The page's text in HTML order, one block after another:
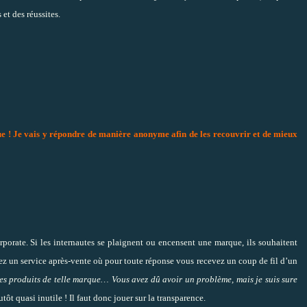
des réussites.
Je vais y répondre de manière anonyme afin de les recouvrir et de mieux
Si les internautes se plaignent ou encensent une marque, ils souhaitent
un service après-vente où pour toute réponse vous recevez un coup de fil d’un
produits de telle marque… Vous avez dû avoir un problème, mais je suis sure
quasi inutile ! Il faut donc jouer sur la transparence.